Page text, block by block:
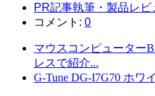
PR記事執筆・製品レビ
コメント: 0
マウスコンピューター
レスで紹介...
G-Tune DG-I7G70 ホワ